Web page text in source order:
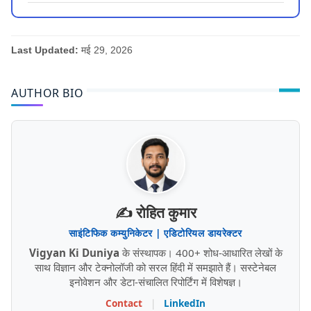
Last Updated: मई 29, 2026
AUTHOR BIO
✍️ रोहित कुमार
साइंटिफिक कम्युनिकेटर | एडिटोरियल डायरेक्टर
Vigyan Ki Duniya के संस्थापक। 400+ शोध-आधारित लेखों के
साथ विज्ञान और टेक्नोलॉजी को सरल हिंदी में समझाते हैं। सस्टेनेबल
इनोवेशन और डेटा-संचालित रिपोर्टिंग में विशेषज्ञ।
Contact | LinkedIn